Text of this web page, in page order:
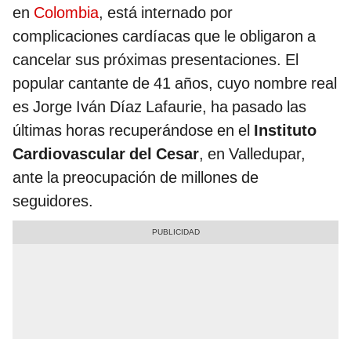
en Colombia, está internado por
complicaciones cardíacas que le obligaron a
cancelar sus próximas presentaciones. El
popular cantante de 41 años, cuyo nombre real
es Jorge Iván Díaz Lafaurie, ha pasado las
últimas horas recuperándose en el Instituto
Cardiovascular del Cesar, en Valledupar,
ante la preocupación de millones de
seguidores.